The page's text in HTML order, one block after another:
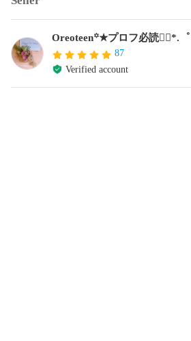
Oreoteen꙳★プロフ必読❁⃘*.゜
87
Verified account